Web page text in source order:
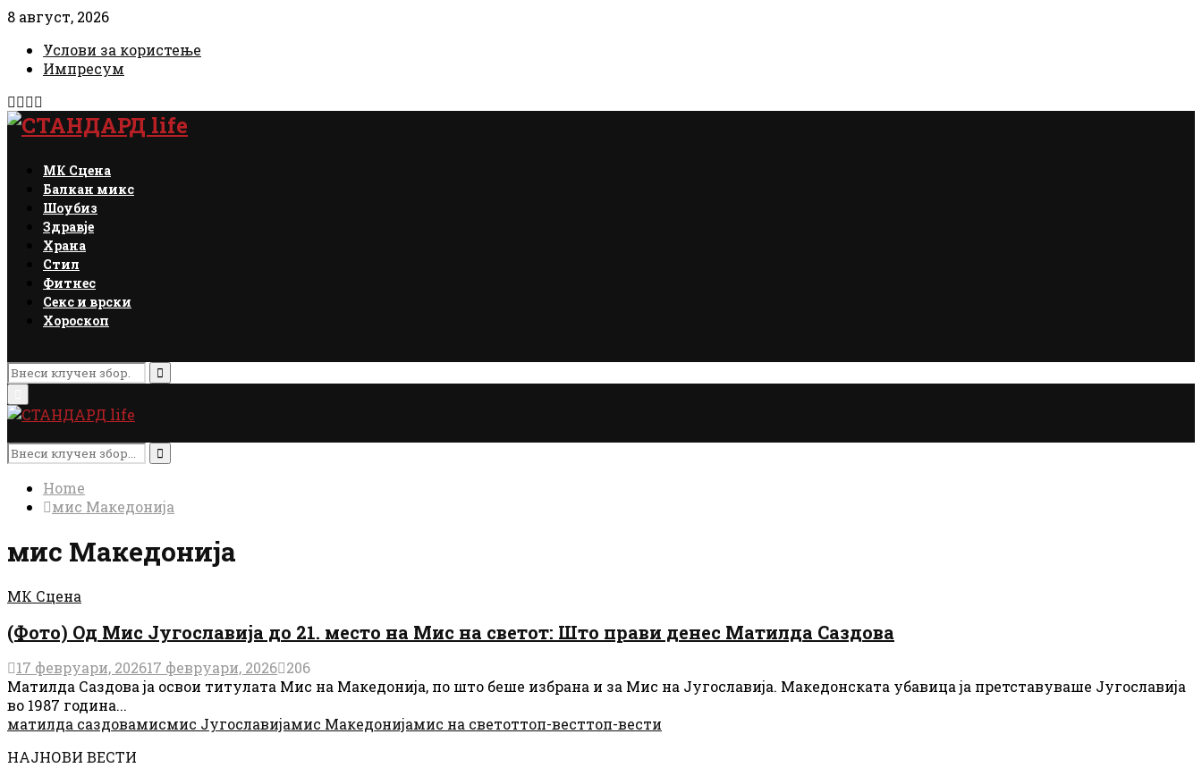
8 август, 2026
Услови за користење
Импресум
Facebook
Instagram
Email
МК Сцена
Балкан микс
Шоубиз
Здравје
Храна
Стил
Фитнес
Секс и врски
Хороскоп
Search
for:
Search
Menu
Search
for:
Search
Home
мис Македонија
мис Македонија
МК Сцена
(Фото) Од Мис Југославија до 21. место на Мис на светот: Што прави денес Матилда Саздова
17 февруари, 202617 февруари, 2026 206
Матилда Саздова ја освои титулата Мис на Македонија, по што беше избрана и за Мис на Југославија. Македонската убавица ја претставуваше Југославија
во 1987 година...
матилда саздовамисмис Југославијамис Македонијамис на светоттоп-весттоп-вести
НАЈНОВИ ВЕСТИ